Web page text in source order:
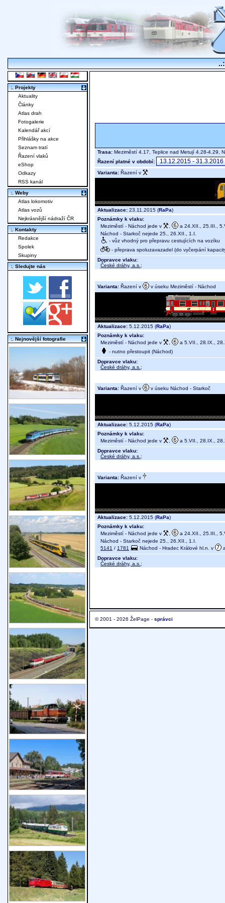
Trasa: Meziměstí 4.17, Teplice nad Metují 4.28-
Řazení platné v období:
Varianta: Řazení v
Aktualizace: 23.11.2015 (RaPa)
Poznámky k vlaku:
Meziměstí - Náchod jede v
a 24.XII., 25.III.,
Náchod - Starkoč nejede 25., 26.XII., 1.I.
- vůz vhodný pro přepravu cestujících na vozíku
- přeprava spoluzavazadel (do vyčerpání
Dopravce vlaku:
České dráhy, a.s. ;
Varianta: Řazení v v úseku Meziměstí - Náchod
Aktualizace: 5.12.2015 (RaPa)
Poznámky k vlaku:
Meziměstí - Náchod jede v
a 5.VII., 28.IX.,
- nutno přestoupit (Náchod)
Dopravce vlaku:
České dráhy, a.s. ;
Varianta: Řazení v v úseku Náchod - Starkoč
Aktualizace: 5.12.2015 (RaPa)
Poznámky k vlaku:
Meziměstí - Náchod jede v
a 5.VII., 28.IX.,
Dopravce vlaku:
České dráhy, a.s. ;
Varianta: Řazení v
Aktualizace: 5.12.2015 (RaPa)
Poznámky k vlaku:
Meziměstí - Náchod jede v
a 24.XII., 25.III.,
Náchod - Starkoč nejede 25., 26.XII., 1.I.
5141 / 1781 Náchod - Hradec Králové hl.n. v
Dopravce vlaku:
České dráhy, a.s. ;
© 2001 - 2026 ŽelPage - správci
:. Projekty
Aktuality
Články
Atlas drah
Fotogalerie
Kalendář akcí
Přihlášky na akce
Seznam tratí
Řazení vlaků
eShop
Odkazy
RSS kanál
:. Weby
Atlas lokomotiv
Atlas vozů
Nejkrásnější nádraží ČR
:. Kontakty
Redakce
Spolek
Skupiny
:. Sledujte nás
:. Nejnovější fotografie